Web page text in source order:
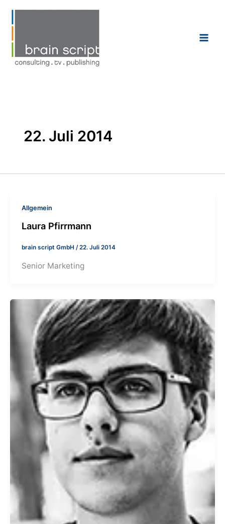
22. Juli 2014
Allgemein
Laura Pfirrmann
brain script GmbH/22. Juli 2014
Senior Marketing